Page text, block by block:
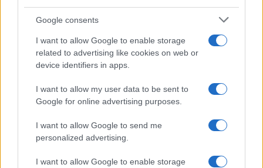
Google consents
I want to allow Google to enable storage
related to advertising like cookies on web or
device identifiers in apps.
I want to allow my user data to be sent to
Google for online advertising purposes.
I want to allow Google to send me
personalized advertising.
I want to allow Google to enable storage
Brent cai 8,3% e arrasta petróleo e ouro para baixo
NÃO CLASSIFICADO